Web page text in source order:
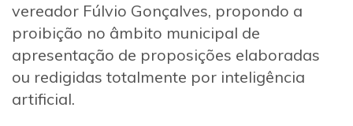
vereador Fúlvio Gonçalves, propondo a
proibição no âmbito municipal de
apresentação de proposições elaboradas
ou redigidas totalmente por inteligência
artificial.